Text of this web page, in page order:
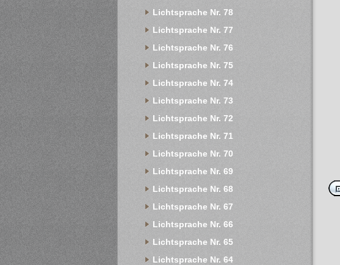
Lichtsprache Nr. 78
Lichtsprache Nr. 77
Lichtsprache Nr. 76
Lichtsprache Nr. 75
Lichtsprache Nr. 74
Lichtsprache Nr. 73
Lichtsprache Nr. 72
Lichtsprache Nr. 71
Lichtsprache Nr. 70
Lichtsprache Nr. 69
Lichtsprache Nr. 68
Lichtsprache Nr. 67
Lichtsprache Nr. 66
Lichtsprache Nr. 65
Lichtsprache Nr. 64